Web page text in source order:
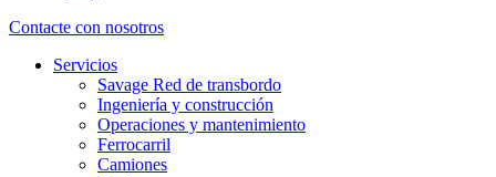
Contacte con nosotros
Servicios
Savage Red de transbordo
Ingeniería y construcción
Operaciones y mantenimiento
Ferrocarril
Camiones